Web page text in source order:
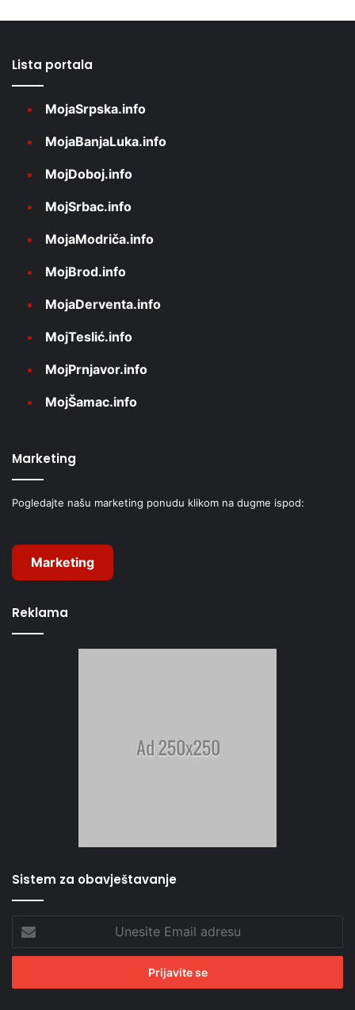
Lista portala
MojaSrpska.info
MojaBanjaLuka.info
MojDoboj.info
MojSrbac.info
MojaModriča.info
MojBrod.info
MojaDerventa.info
MojTeslić.info
MojPrnjavor.info
MojŠamac.info
Marketing
Pogledajte našu marketing ponudu klikom na dugme ispod:
Marketing
Reklama
Sistem za obavještavanje
Email
adresu